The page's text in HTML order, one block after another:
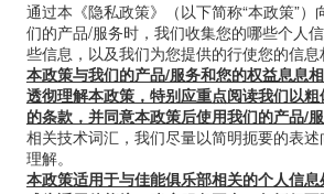
通过本《隐私政策》（以下简称“本政策”）
们的产品/服务时，我们收集您的哪些个人
些信息，以及我们为您提供的行使您的信息
本政策与我们的产品/服务和您的权益息息
透彻理解本政策，特别应重点阅读我们以
的条款，并同意本政策后使用我们的产品/服
相关技术词汇，我们尽量以简明扼要的表
理解。
本政策适用于与佳能俱乐部相关的个人信